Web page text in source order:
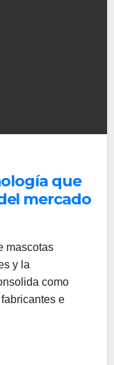
que
mercado
mascotas
y la
como
e